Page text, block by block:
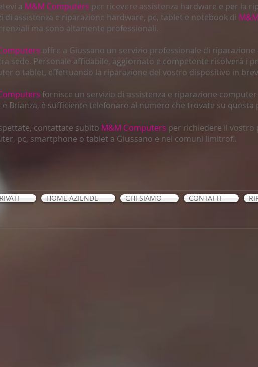
a M&M Computers per ricevere assistenza hardware e per la
di assistenza e riparazione hardware, pc, tablet e notebook di
ma sono altamente professionali.
offre a Giussano un servizio professionale di
sede. Personale affidabile, aggiornato e competente risolverà i
o tablet, effettuando la riparazione del vostro dispositivo in
fornisce un servizio di assistenza e riparazione
e Brianza, è sufficiente telefonare al numero che trovate su questa
contattate subito M&M Computers per richiedere il vostro
pc, smartphone o tablet a Giussano e nei comuni limitrofi.
HOME AZIENDE CHI SIAMO CONTATTI